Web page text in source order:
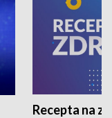
Recepta na